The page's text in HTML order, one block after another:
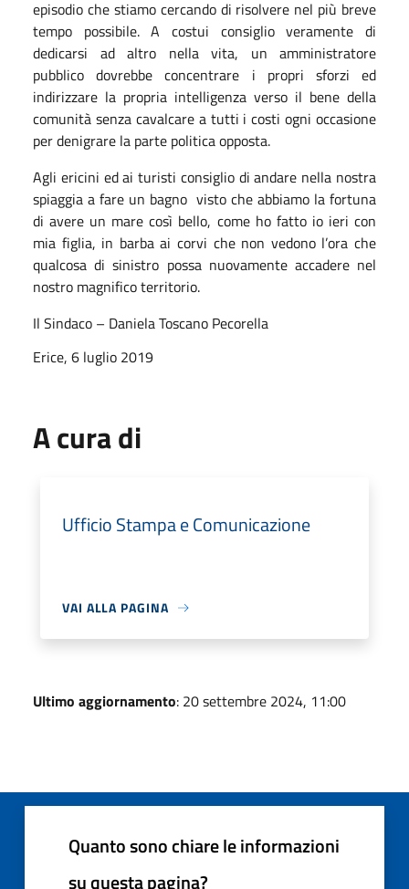
episodio che stiamo cercando di risolvere nel più breve
tempo possibile. A costui consiglio veramente di
dedicarsi ad altro nella vita, un amministratore
pubblico dovrebbe concentrare i propri sforzi ed
indirizzare la propria intelligenza verso il bene della
comunità senza cavalcare a tutti i costi ogni occasione
per denigrare la parte politica opposta.
Agli ericini ed ai turisti consiglio di andare nella nostra
spiaggia a fare un bagno visto che abbiamo la fortuna
di avere un mare così bello, come ho fatto io ieri con
mia figlia, in barba ai corvi che non vedono l’ora che
qualcosa di sinistro possa nuovamente accadere nel
nostro magnifico territorio.
Il Sindaco – Daniela Toscano Pecorella
Erice, 6 luglio 2019
A cura di
Ufficio Stampa e Comunicazione
VAI ALLA PAGINA
Ultimo aggiornamento: 20 settembre 2024, 11:00
Quanto sono chiare le informazioni
su questa pagina?